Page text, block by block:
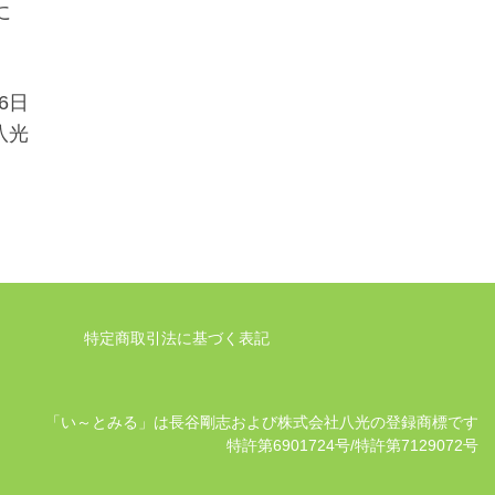
日
光
特定商取引法に基づく表記
「い～とみる」は長谷剛志および株式会社八光の登録商標です
特許第6901724号/特許第7129072号